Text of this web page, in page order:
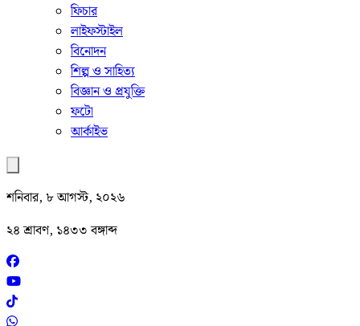
ফিচার
লাইফস্টাইল
বিনোদন
শিল্প ও সাহিত্য
বিজ্ঞান ও প্রযুক্তি
ফটো
আর্কাইভ
শনিবার, ৮ আগস্ট, ২০২৬
২৪ শ্রাবণ, ১৪৩৩ বঙ্গাব্দ